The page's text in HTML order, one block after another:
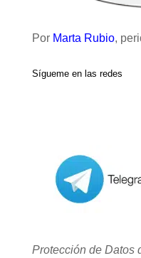
Por Marta Rubio,
Sígueme en las redes
Protección de Datos